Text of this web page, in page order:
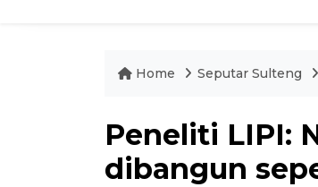
Home Seputar Sulteng
Peneliti LIPI:
dibangun